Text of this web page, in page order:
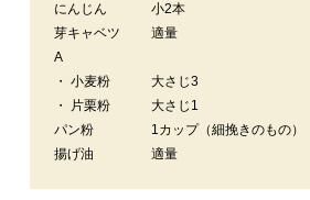
にんじん
小2本
芽キャベツ
適量
A
・ 小麦粉
大さじ3
・ 片栗粉
大さじ1
パン粉
1カップ（細挽きのもの）
揚げ油
適量